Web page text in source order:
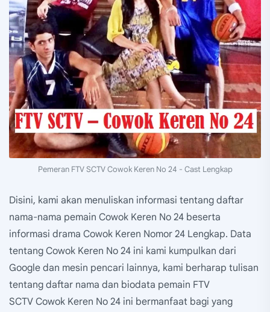
Pemeran FTV SCTV Cowok Keren No 24 - Cast Lengkap
Disini, kami akan menuliskan informasi tentang daftar
nama-nama pemain Cowok Keren No 24 beserta
informasi drama Cowok Keren Nomor 24 Lengkap. Data
tentang Cowok Keren No 24 ini kami kumpulkan dari
Google dan mesin pencari lainnya, kami berharap tulisan
tentang daftar nama dan biodata pemain FTV
SCTV Cowok Keren No 24 ini bermanfaat bagi yang